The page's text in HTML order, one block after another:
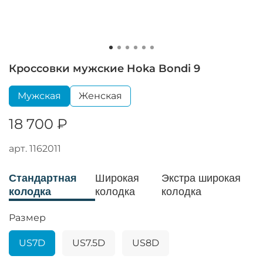
арт. 1162011
Кроссовки мужские Hoka Bondi 9
Мужская Женская
18 700 ₽
Размер
US7D US7.5D US8D
Стандартная
колодка
Широкая
колодка
Экстра широкая
колодка